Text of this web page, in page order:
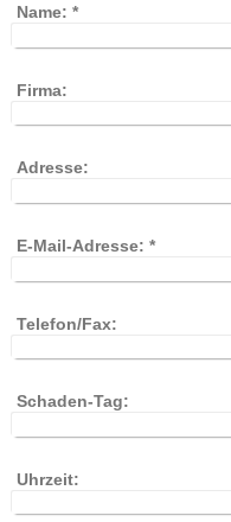
Name: *
Firma:
Adresse:
E-Mail-Adresse: *
Telefon/Fax:
Schaden-Tag:
Uhrzeit: